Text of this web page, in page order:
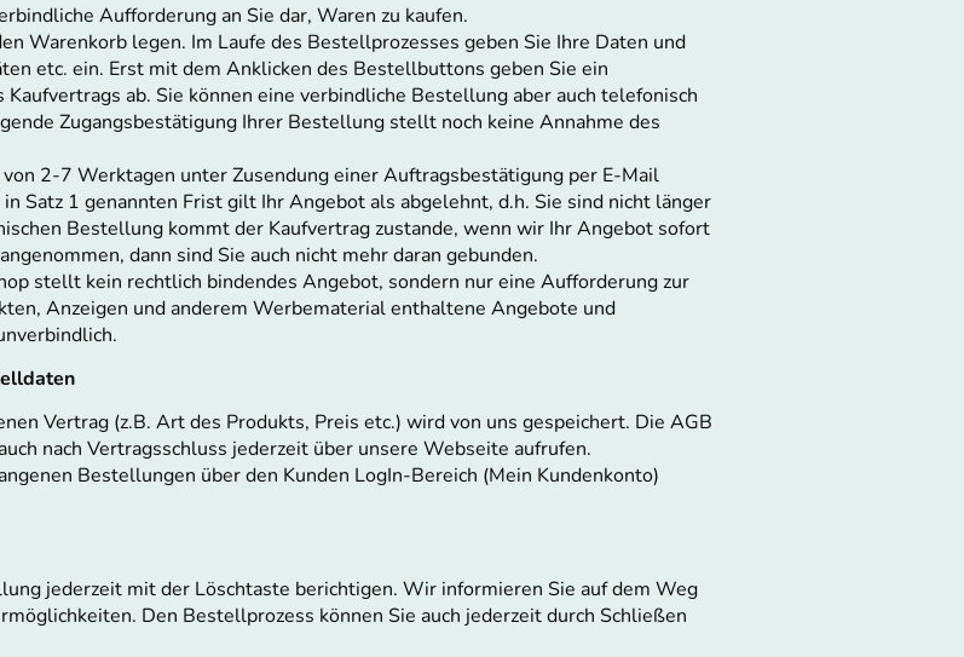
Aufforderung an Sie dar, Waren zu kaufen.
Warenkorb legen. Im Laufe des Bestellprozesses geben Sie Ihre Daten und
etc. ein. Erst mit dem Anklicken des Bestellbuttons geben Sie ein
ab. Sie können eine verbindliche Bestellung aber auch telefonisch
Zugangsbestätigung Ihrer Bestellung stellt noch keine Annahme des
2-7 Werktagen unter Zusendung einer Auftragsbestätigung per E-Mail
Satz 1 genannten Frist gilt Ihr Angebot als abgelehnt, d.h. Sie sind nicht länger
Bestellung kommt der Kaufvertrag zustande, wenn wir Ihr Angebot sofort
dann sind Sie auch nicht mehr daran gebunden.
stellt kein rechtlich bindendes Angebot, sondern nur eine Aufforderung zur
Anzeigen und anderem Werbematerial enthaltene Angebote und
Vertrag (z.B. Art des Produkts, Preis etc.) wird von uns gespeichert. Die AGB
nach Vertragsschluss jederzeit über unsere Webseite aufrufen.
Bestellungen über den Kunden LogIn-Bereich (Mein Kundenkonto)
jederzeit mit der Löschtaste berichtigen. Wir informieren Sie auf dem Weg
Den Bestellprozess können Sie auch jederzeit durch Schließen